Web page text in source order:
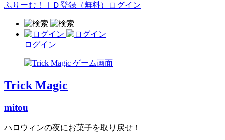
ふりーむ！ＩＤ登録（無料） ログイン
ログイン
Trick Magic
mitou
ハロウィンの夜にお菓子を取り戻せ！